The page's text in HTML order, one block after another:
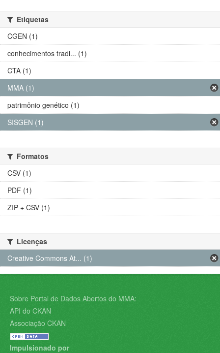
Etiquetas
CGEN (1)
conhecimentos tradi... (1)
CTA (1)
MMA (1)
patrimônio genético (1)
SISGEN (1)
Formatos
CSV (1)
PDF (1)
ZIP + CSV (1)
Licenças
Creative Commons At... (1)
Sobre Portal de Dados Abertos do MMA:
API do CKAN
Associação CKAN
Impulsionado por